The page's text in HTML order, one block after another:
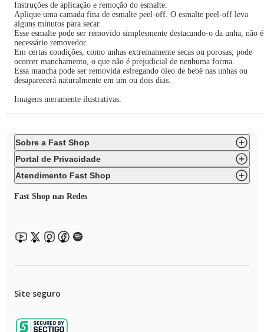
Instruções de aplicação e remoção do esmalte:
Aplique uma camada fina de esmalte peel-off. O esmalte peel-off leva
alguns minutos para secar.
Esse esmalte pode ser removido simplesmente destacando-o da unha, não é
necessário removedor.
Em certas condições, como unhas extremamente secas ou porosas, pode
ocorrer manchamento, o que não é prejudicial de nenhuma forma.
Essa mancha pode ser removida esfregando óleo de bebê nas unhas ou
desaparecerá naturalmente em um ou dois dias.
Imagens meramente ilustrativas.
Sobre a Fast Shop
Portal de Privacidade
Atendimento Fast Shop
Fast Shop nas Redes
Site seguro